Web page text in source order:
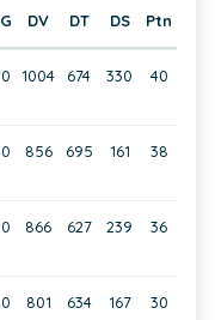
G DV DT DS Ptn
0 1004 674 330 40
0 856 695 161 38
0 866 627 239 36
0 801 634 167 30